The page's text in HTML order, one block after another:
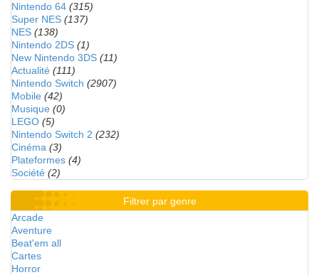
Nintendo 64 (315)
Super NES (137)
NES (138)
Nintendo 2DS (1)
New Nintendo 3DS (11)
Actualité (111)
Nintendo Switch (2907)
Mobile (42)
Musique (0)
LEGO (5)
Nintendo Switch 2 (232)
Cinéma (3)
Plateformes (4)
Société (2)
Filtrer par genre
Arcade
Aventure
Beat'em all
Cartes
Horror